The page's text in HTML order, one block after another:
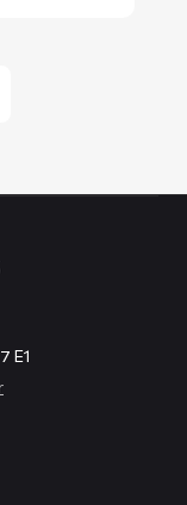
E1